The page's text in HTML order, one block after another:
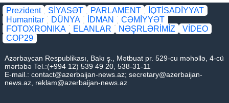
Prezident SİYASƏT PARLAMENT
İQTİSADİYYAT
Humanitar
DÜNYA İDMAN
CƏMİYYƏT
FOTOXRONIKA
ELANLAR NƏŞRLƏRİMİZ
VİDEO
COP29
Azərbaycan Respublikası, Bakı ş., Mətbuat pr. 529-cu məhəllə, 4-cü
mərtəbə Tel.:(+994 12) 539 49 20, 538-31-11
E-mail.: contact@azerbaijan-news.az; secretary@azerbaijan-
news.az, reklam@azerbaijan-news.az